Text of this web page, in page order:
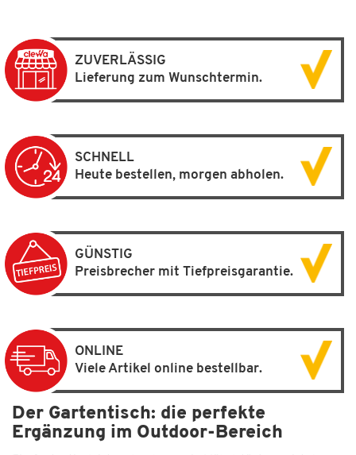
ZUVERLÄSSIG
Lieferung zum Wunschtermin.
SCHNELL
Heute bestellen, morgen abholen.
GÜNSTIG
Preisbrecher mit Tiefpreisgarantie.
ONLINE
Viele Artikel online bestellbar.
Der Gartentisch: die perfekte
Ergänzung im Outdoor-Bereich